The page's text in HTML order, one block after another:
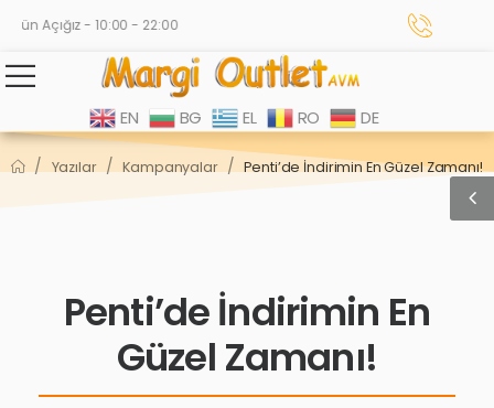
Açığız - 10:00 - 22:00
EN BG EL RO DE
/ Yazılar / Kampanyalar / Penti’de İndirimin En Güzel Zamanı!
Penti’de İndirimin En
Güzel Zamanı!